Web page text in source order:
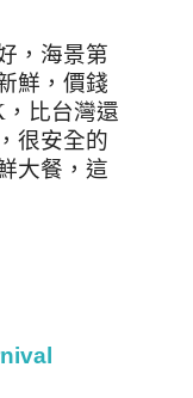
，海景第
鮮，價錢
，比台灣還
很安全的
大餐，這